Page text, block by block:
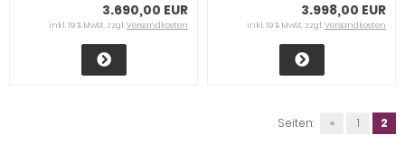
3.690,00 EUR
inkl. 19 % MwSt. zzgl.Versandkosten
3.998,00 EUR
inkl. 19 % MwSt. zzgl.Versandkosten
Seiten: « 1 2